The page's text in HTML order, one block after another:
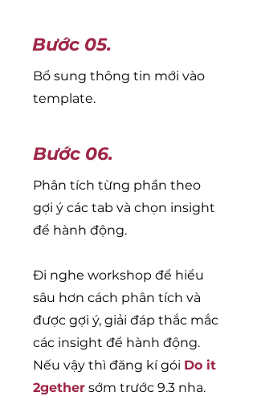
Bước 05.
Bổ sung thông tin mới vào
template.
Bước 06.
Phân tích từng phần theo
gợi ý các tab và chọn insight
để hành động.
Đi nghe workshop để hiểu
sâu hơn cách phân tích và
được gợi ý, giải đáp thắc mắc
các insight để hành động.
Nếu vậy thì đăng kí gói Do it
2gether sớm trước 9.3 nha.